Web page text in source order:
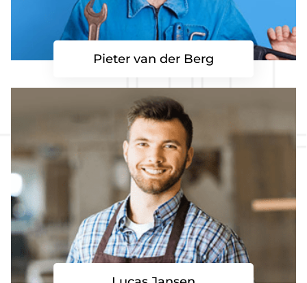
Pieter van der Berg